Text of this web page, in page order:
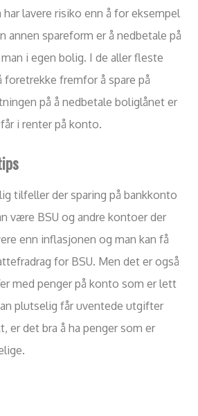
lavere risiko enn å for eksempel
annen spareform er å nedbetale på
i egen bolig. I de aller fleste
fremfor å spare på
på å nedbetale boliglånet er
i renter på konto.
tilfeller der sparing på bankkonto
være BSU og andre kontoer der
enn inflasjonen og man kan få
for BSU. Men det er også
med penger på konto som er lett
plutselig får uventede utgifter
er det bra å ha penger som er